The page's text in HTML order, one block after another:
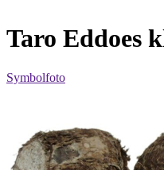
Taro Eddoes
Symbolfoto